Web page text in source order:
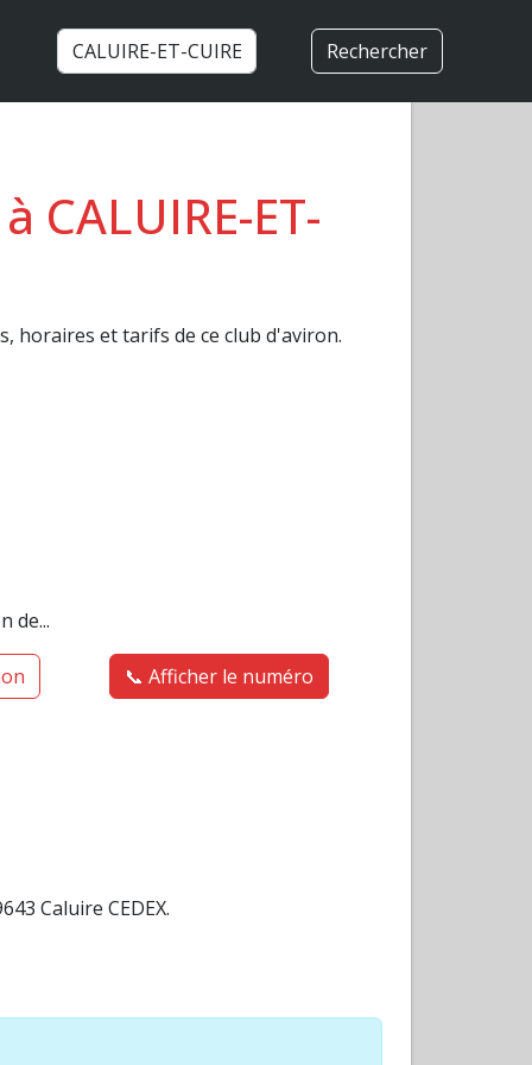
Rechercher
ET-
horaires et tarifs de ce club d'aviron.
de...
📞 Afficher le numéro
Caluire CEDEX.